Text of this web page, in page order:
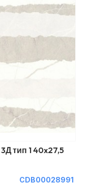
тип 1 40x27,5
CDB00028991